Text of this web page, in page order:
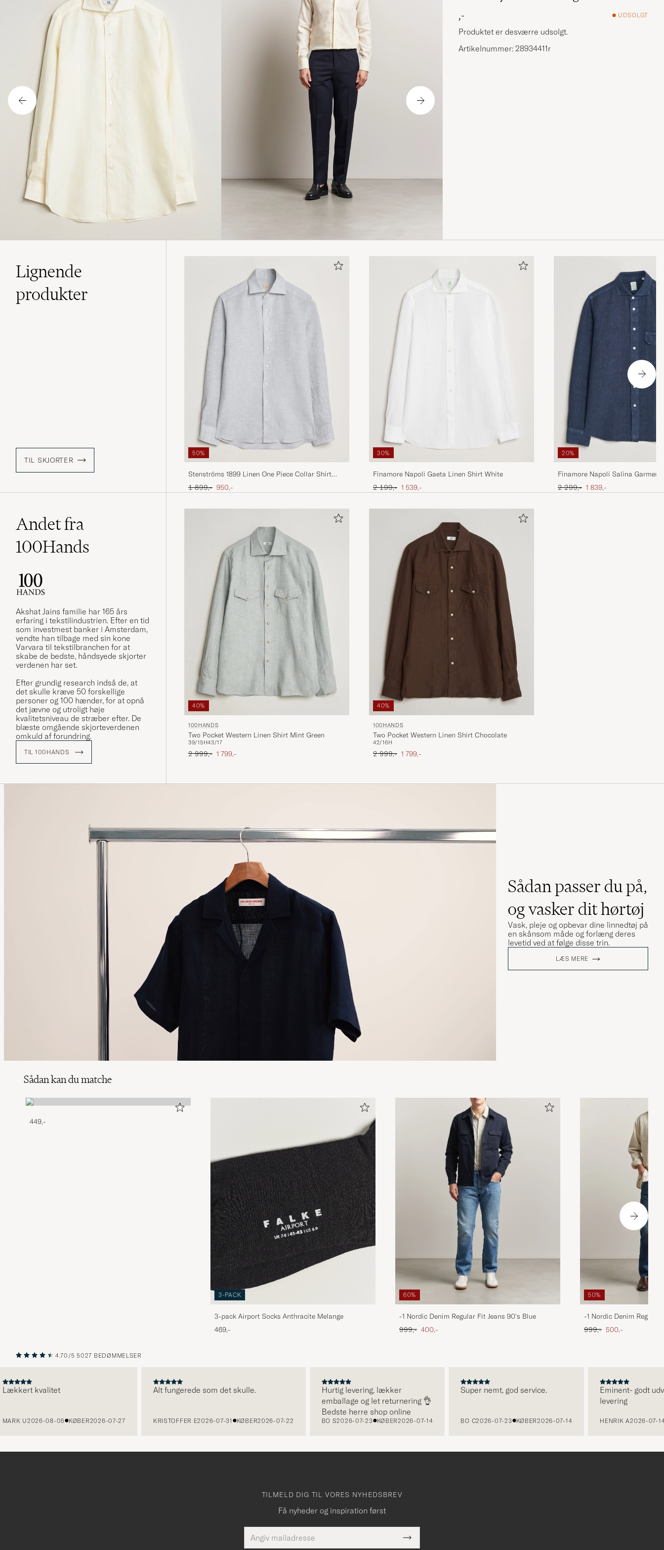
,-
UDSOLGT
Produktet er desværre udsolgt.
Artikelnummer: 28934411r
Lignende
produkter
TIL SKJORTER
50%
Stenströms 1899 Linen One Piece Collar Shirt
Grey
Ordinary pris
1 899,- Nedsat pris
950,-
30%
Finamore Napoli Gaeta Linen Shirt White
Ordinary pris
2 199,- Nedsat pris
1 539,-
20%
Finamore Napoli Salina Garment
Overshirt Navy
Ordinary pris
2 299,- Nedsat pris
1 839,-
Andet fra
100Hands
Akshat Jains familie har 165 års
erfaring i tekstilindustrien. Efter en tid
som investmest banker i Amsterdam,
vendte han tilbage med sin kone
Varvara til tekstilbranchen for at
skabe de bedste, håndsyede skjorter
verdenen har set.
Efter grundig research indså de, at
det skulle kræve 50 forskellige
personer og 100 hænder, for at opnå
det jævne og utroligt høje
kvalitetsniveau de stræber efter. De
blæste omgående skjorteverdenen
omkuld af forundring.
TIL 100HANDS
40%
100HANDS
Two Pocket Western Linen Shirt Mint Green
39/15H43/17
Ordinary pris
2 999,- Nedsat pris
1 799,-
40%
100HANDS
Two Pocket Western Linen Shirt Chocolate
42/16H
Ordinary pris
2 999,- Nedsat pris
1 799,-
Sådan passer du på,
og vasker dit hørtøj
Vask, pleje og opbevar dine linnedtøj på
en skånsom måde og forlæng deres
levetid ved at følge disse trin.
LÆS MERE
Sådan kan du matche
449,-
3-PACK
3-pack Airport Socks Anthracite Melange
469,-
60%
-1 Nordic Denim Regular Fit Jeans 90's Blue
Ordinary pris
999,- Nedsat pris
400,-
50%
-1 Nordic Denim Regular
Ordinary pris
999,- Nedsat pris
500,-
NÆSTE
4.70/5 5027 BEDØMMELSER
kvalitet
U2026-08-05 KØBER2026-07-27
Alt fungerede som det skulle.
KRISTOFFER E2026-07-31 KØBER2026-07-22
Hurtig levering, lækker
emballage og let returnering 👌
Bedste herre shop online
BO S2026-07-23 KØBER2026-07-14
Super nemt, god service.
BO C2026-07-23 KØBER2026-07-14
Eminent- godt udvalg
levering
HENRIK A2026-07-14
TILMELD DIG TIL VORES NYHEDSBREV
Få nyheder og inspiration først
mailadresse
Dette
felt skal
Submit